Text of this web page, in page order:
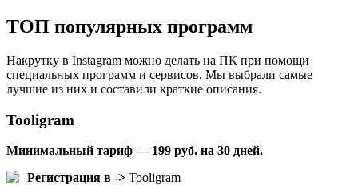
ТОП популярных программ
Накрутку в Instagram можно делать на ПК при помощи
специальных программ и сервисов. Мы выбрали самые
лучшие из них и составили краткие описания.
Tooligram
Минимальный тариф — 199 руб. на 30 дней.
Регистрация в -> Tooligram